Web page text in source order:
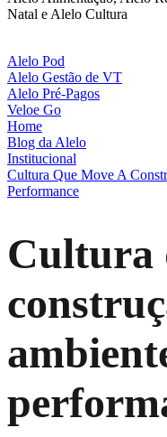
Natal e Alelo Cultura
Alelo Pod
Alelo Gestão de VT
Alelo Pré-Pagos
Veloe Go
Home
Blog da Alelo
Institucional
Cultura Que Move A
Performance
Cultura